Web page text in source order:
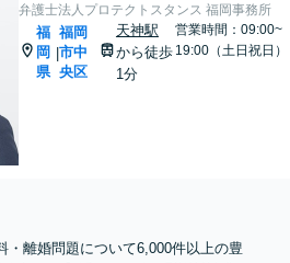
弁護士法人プロテクトスタンス 福岡事務所
福
岡
県
|
福岡
市中
央区
天神駅
から徒歩
1分
営業時間：09:00~
19:00（土日祝日）
・離婚問題について6,000件以上の豊